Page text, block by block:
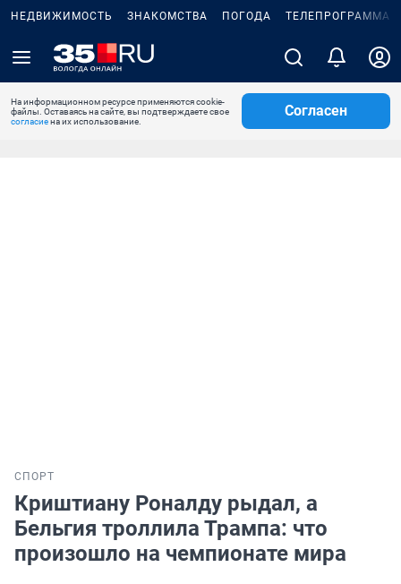
НЕДВИЖИМОСТЬ ЗНАКОМСТВА ПОГОДА ТЕЛЕПРОГРАММА
На информационном ресурсе применяются cookie-
файлы. Оставаясь на сайте, вы подтверждаете свое
согласиена их использование.
Согласен
СПОРТ
Криштиану Роналду рыдал, а
Бельгия троллила Трампа: что
произошло на чемпионате мира